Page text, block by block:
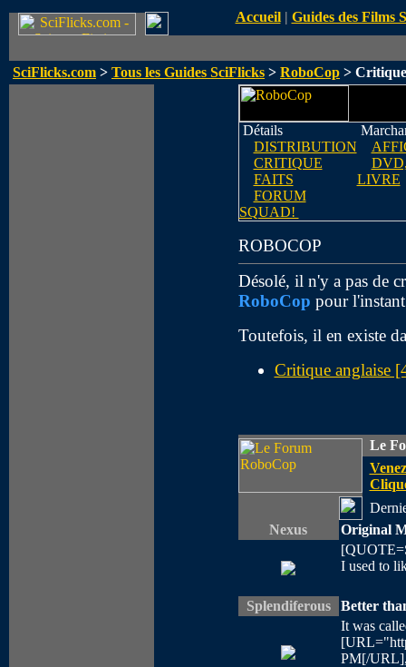
Accueil| Guides des Films
SciFlicks.com > Tous les Guides SciFlicks > RoboCop > Critique
Détails
DISTRIBUTION
CRITIQUE
FAITS
FORUM
SQUAD!
LIVRE
ROBOCOP
Désolé, il n'y a pas de
RoboCop pour
Toutefois, il en existe
Critique anglaise
Le
Nexus
Original
I used to
Splendiferous
Better
It was
PM[/